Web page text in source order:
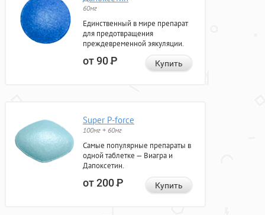
60мг
Единственный в мире препарат
для предотвращения
преждевременной эякуляции.
от 90Р Купить
Super P-force
100мг + 60мг
Самые популярные препараты в
одной таблетке — Виагра и
Дапоксетин.
от 200Р Купить